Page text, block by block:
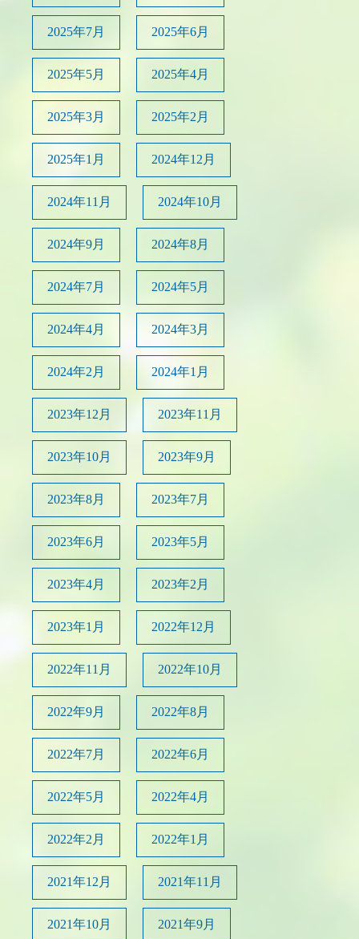
2025年7月 2025年6月
2025年5月 2025年4月
2025年3月 2025年2月
2025年1月 2024年12月
2024年11月 2024年10月
2024年9月 2024年8月
2024年7月 2024年5月
2024年4月 2024年3月
2024年2月 2024年1月
2023年12月 2023年11月
2023年10月 2023年9月
2023年8月 2023年7月
2023年6月 2023年5月
2023年4月 2023年2月
2023年1月 2022年12月
2022年11月 2022年10月
2022年9月 2022年8月
2022年7月 2022年6月
2022年5月 2022年4月
2022年2月 2022年1月
2021年12月 2021年11月
2021年10月 2021年9月